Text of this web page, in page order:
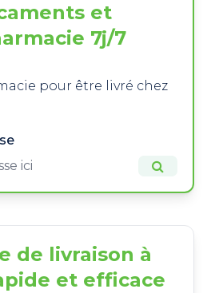
et
7j/7
pour être livré chez
de livraison à
et efficace